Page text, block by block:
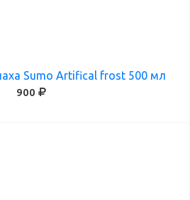
Sumo Artifical frost 500 мл
900